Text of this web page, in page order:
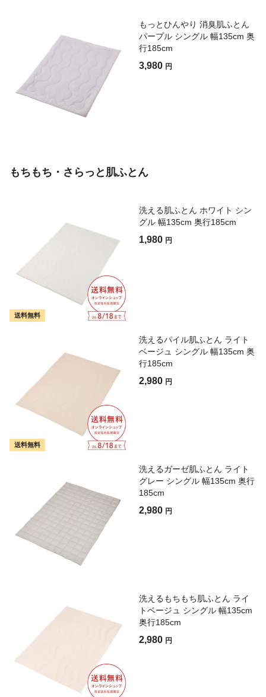
もっとひんやり 消臭肌ふとん
パープル シングル 幅135cm 奥
行185cm
3,980 円
もちもち・さらっと肌ふとん
送料無料
洗える肌ふとん ホワイト シン
グル 幅135cm 奥行185cm
1,980 円
送料無料
洗えるパイル肌ふとん ライト
ベージュ シングル 幅135cm 奥
行185cm
2,980 円
洗えるガーゼ肌ふとん ライト
グレー シングル 幅135cm 奥行
185cm
2,980 円
洗えるもちもち肌ふとん ライ
トベージュ シングル 幅135cm
奥行185cm
2,980 円